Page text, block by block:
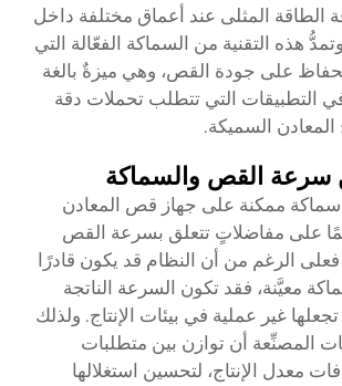
الطاقة المثلى عند أعماق مختلفة داخل
هذه التقنية من السماكة الفعّالة التي
على جودة القص، وهي ميزةٌ بالغة
التطبيقات التي تتطلب تحملات دقة
السميكة.
سرعة القص والسماكة
ممكنة على جهاز قص المعادن
على مفاضلاتٍ تتعلق بسرعة القص
فعلى الرغم من أن النظام قد يكون قادرًا
معيَّنة، فقد تكون السرعة الناتجة
غير عملية في بيئات الإنتاج. ولذلك
المصنِّعة أن توازن بين متطلبات
معدل الإنتاج، لتحسين استغلالها